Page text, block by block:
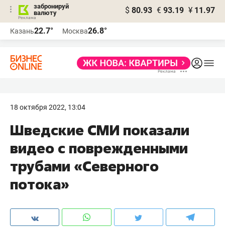
забронируй
валюту
$ 80.93 € 93.19 ¥ 11.97
Казань22.7° Москва26.8°
18 октября 2022, 13:04
Шведские СМИ показали
видео c поврежденными
трубами «Северного
потока»